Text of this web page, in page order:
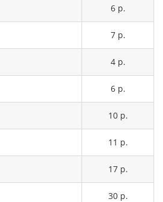
6 р.
7 р.
4 р.
6 р.
10 р.
11 р.
17 р.
30 р.